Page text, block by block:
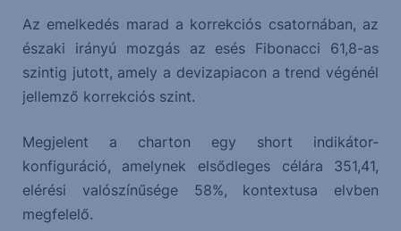
Az emelkedés marad a korrekciós csatornában, az
északi irányú mozgás az esés Fibonacci 61,8-as
szintig jutott, amely a devizapiacon a trend végénél
jellemző korrekciós szint.
Megjelent a charton egy short indikátor-
konfiguráció, amelynek elsődleges célára 351,41,
elérési valószínűsége 58%, kontextusa elvben
megfelelő.